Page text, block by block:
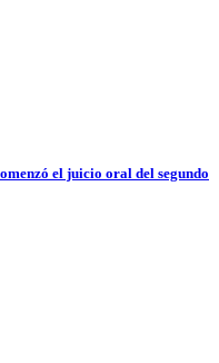
el juicio oral del segundo